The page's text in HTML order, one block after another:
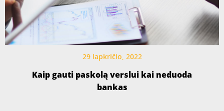
29 lapkričio, 2022
Kaip gauti paskolą verslui kai neduoda
bankas